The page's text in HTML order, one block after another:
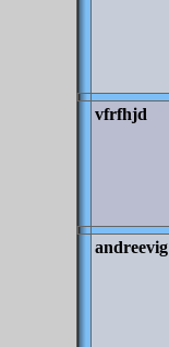
vfrfhjd
andreevig